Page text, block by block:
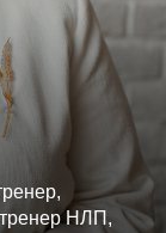
НЛП,